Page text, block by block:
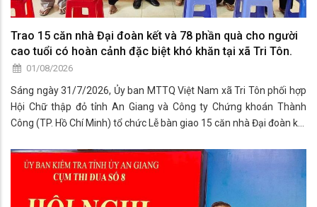
Trao 15 căn nhà Đại đoàn kết và 78 phần quà cho người
cao tuổi có hoàn cảnh đặc biệt khó khăn tại xã Tri Tôn.
01/08/2026
Sáng ngày 31/7/2026, Ủy ban MTTQ Việt Nam xã Tri Tôn phối hợp
Hội Chữ thập đỏ tỉnh An Giang và Công ty Chứng khoán Thành
Công (TP. Hồ Chí Minh) tổ chức Lễ bàn giao 15 căn nhà Đại đoàn kết
khó khăn trên địa bàn xã Tri Tôn.